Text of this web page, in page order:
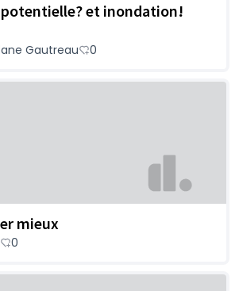
et inondation!
Gautreau 0
mieux
0